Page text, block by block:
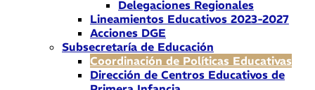
Delegaciones Regionales
Lineamientos Educativos 2023-2027
Acciones DGE
Subsecretaría de Educación
Coordinación de Políticas Educativas
Dirección de Centros Educativos de